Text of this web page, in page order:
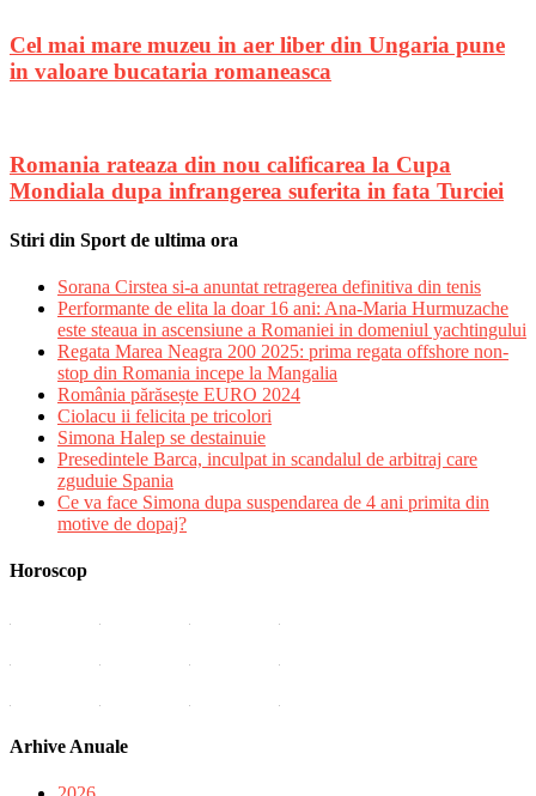
Cel mai mare muzeu in aer liber din Ungaria pune
in valoare bucataria romaneasca
Romania rateaza din nou calificarea la Cupa
Mondiala dupa infrangerea suferita in fata Turciei
Stiri din Sport de ultima ora
Sorana Cirstea si-a anuntat retragerea definitiva din tenis
Performante de elita la doar 16 ani: Ana-Maria Hurmuzache
este steaua in ascensiune a Romaniei in domeniul yachtingului
Regata Marea Neagra 200 2025: prima regata offshore non-
stop din Romania incepe la Mangalia
România părăsește EURO 2024
Ciolacu ii felicita pe tricolori
Simona Halep se destainuie
Presedintele Barca, inculpat in scandalul de arbitraj care
zguduie Spania
Ce va face Simona dupa suspendarea de 4 ani primita din
motive de dopaj?
Horoscop
Arhive Anuale